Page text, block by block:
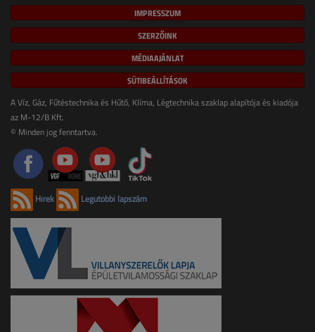
IMPRESSZUM
SZERZŐINK
MÉDIAAJÁNLAT
SÜTIBEÁLLÍTÁSOK
A Víz, Gáz, Fűtéstechnika és Hűtő, Klíma, Légtechnika szaklap alapítója és kiadója
az M-12/B Kft.
© Minden jog fenntartva.
Hírek Legutóbbi lapszám